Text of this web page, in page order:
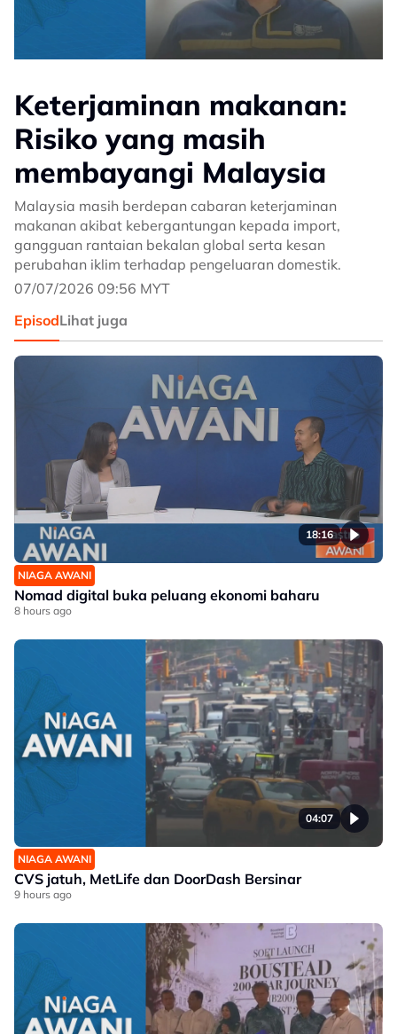
Keterjaminan makanan:
Risiko yang masih
membayangi Malaysia
Malaysia masih berdepan cabaran keterjaminan
makanan akibat kebergantungan kepada import,
gangguan rantaian bekalan global serta kesan
perubahan iklim terhadap pengeluaran domestik.
07/07/2026 09:56 MYT
EpisodLihat juga
18:16
NIAGA AWANI
Nomad digital buka peluang ekonomi baharu
8 hours ago
04:07
NIAGA AWANI
CVS jatuh, MetLife dan DoorDash Bersinar
9 hours ago